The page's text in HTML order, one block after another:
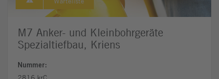
M7 Anker- und Kleinbohrgeräte
Spezialtiefbau, Kriens
Nummer:
2816 krC